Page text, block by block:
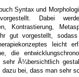
Syntax und
Dabei
Kontrastierung,
gut vorgestellt,
leicht
die
Ã¼bersichtlich
dazu bei, dass man sehr